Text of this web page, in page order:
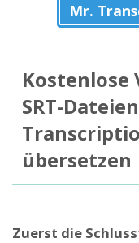
Mr.
Kostenlose
SRT-
übersetzen
Zuerst die